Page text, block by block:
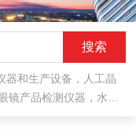
器和生产设备，人工晶
镜产品检测仪器，水气